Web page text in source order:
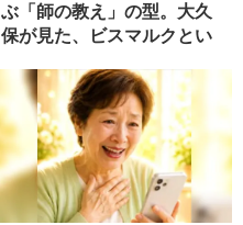
ぶ「師の教え」の型。大久
保が見た、ビスマルクとい